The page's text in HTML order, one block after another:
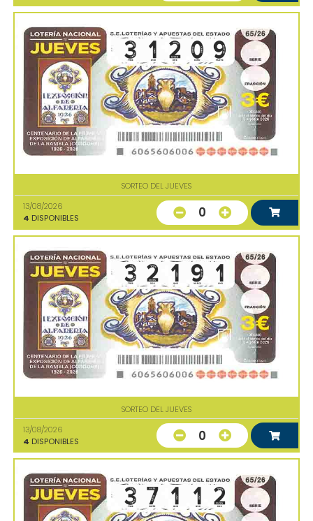
SORTEO DEL JUEVES
13/08/2026
4 DISPONIBLES 0
SORTEO DEL JUEVES
13/08/2026
4 DISPONIBLES 0